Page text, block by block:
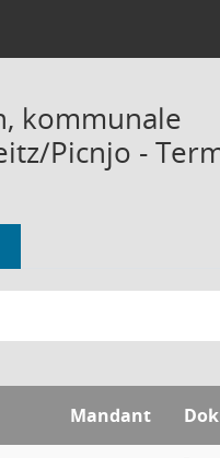
kommunale
Picnjo -
Mandant